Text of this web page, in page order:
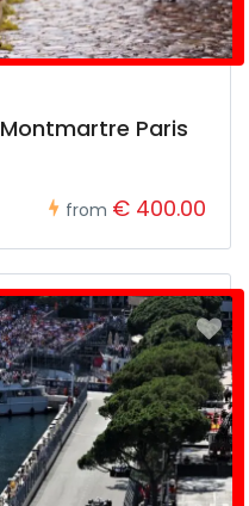
Paris
from € 400.00